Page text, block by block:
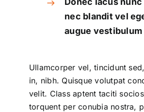
nec blandit vel
augue vestibulum
Ullamcorper vel, tincidunt
in, nibh. Quisque volutpat
velit. Class aptent taciti
torquent per conubia nostra,